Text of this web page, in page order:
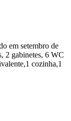
em setembro de
2 gabinetes, 6 WC
cozinha,1